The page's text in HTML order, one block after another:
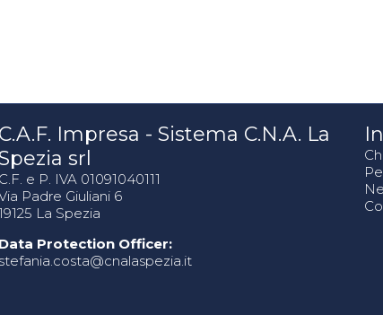
C.A.F. Impresa - Sistema C.N.A. La
srl
C.F. e P. IVA 01091040111
Padre Giuliani 6
La Spezia
Data Protection Officer:
stefania.costa@cnalaspezia.it